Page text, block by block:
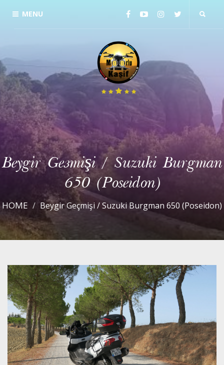
MENU
Beygir Geçmişi / Suzuki Burgman
650 (Poseidon)
HOME Beygir Geçmişi / Suzuki Burgman 650 (Poseidon)